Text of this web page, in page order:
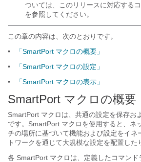
ついては、このリリースに対応する
を参照してください。
この章の内容は、次のとおりです。
•
「SmartPort マクロの概要」
•
「SmartPort マクロの設定」
•
「SmartPort マクロの表示」
SmartPort マクロの概要
SmartPort マクロは、共通の設定を保存お
です。SmartPort マクロを使用すると、ネ
チの場所に基づいて機能および設定をイネ
トワークを通じて大規模な設定を配置した
各 SmartPort マクロは、定義したコマンド